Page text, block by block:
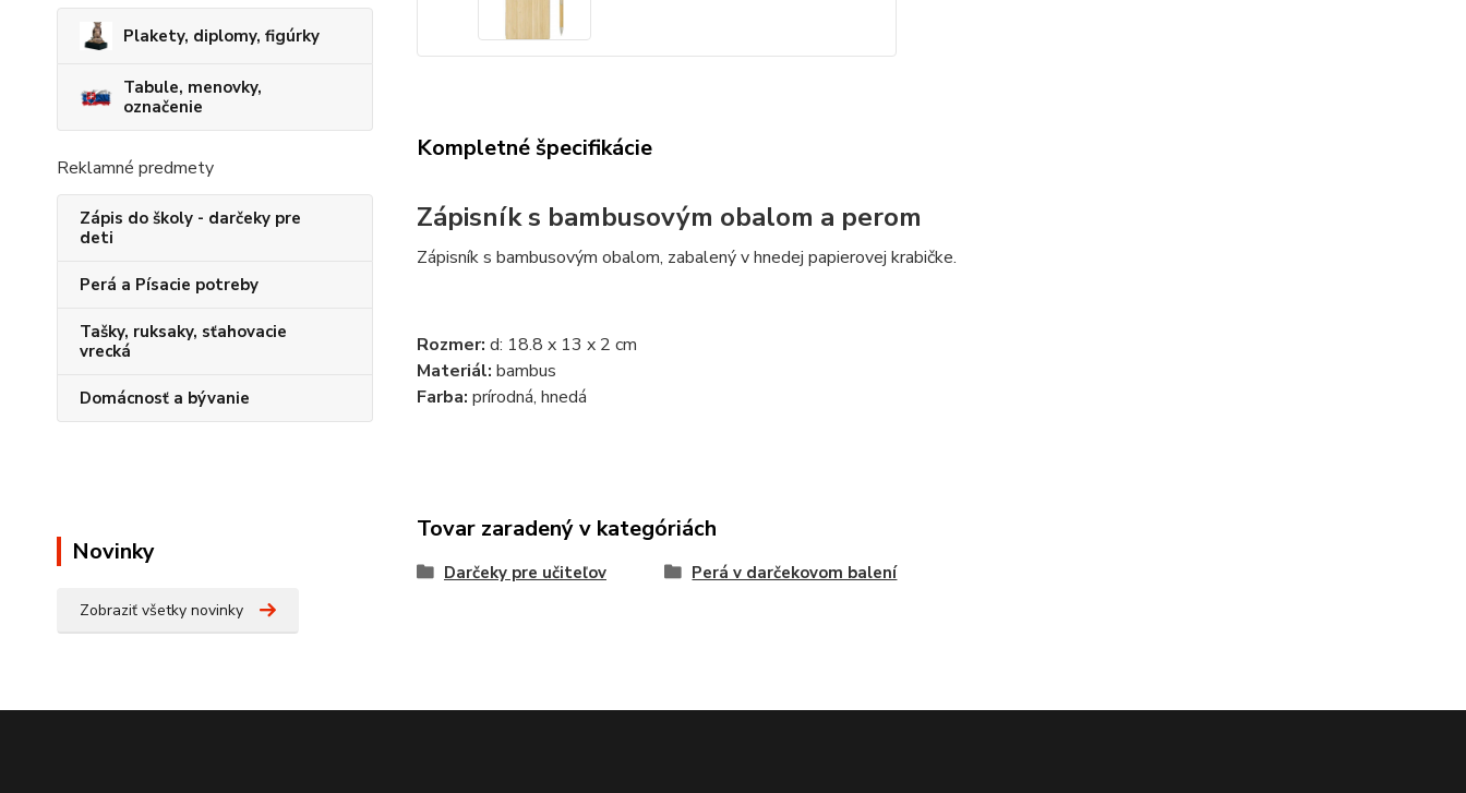
Plakety, diplomy, figúrky
Tabule, menovky,
označenie
Reklamné predmety
Zápis do školy - darčeky pre
deti
Perá a Písacie potreby
Tašky, ruksaky, sťahovacie
vrecká
Domácnosť a bývanie
Novinky
Zobraziť všetky novinky
Kompletné špecifikácie
Zápisník s bambusovým obalom a perom
Zápisník s bambusovým obalom, zabalený v hnedej papierovej krabičke.
Rozmer: d: 18.8 x 13 x 2 cm
Materiál: bambus
Farba: prírodná, hnedá
Tovar zaradený v kategóriách
Darčeky pre učiteľov Perá v darčekovom balení